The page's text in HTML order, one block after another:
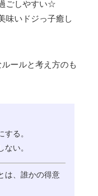
ごしやすい☆
味いドジっ子癒し
ールと考え方のも
る。
い。
は、誰かの得意